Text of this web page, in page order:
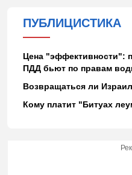
ПУБЛИЦИСТИКА
Цена "эффективности":
ПДД бьют по правам
Возвращаться ли
Кому платит "Битуах